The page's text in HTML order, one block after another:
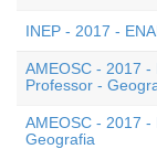
INEP - 2017 -
AMEOSC - 2017
Professor -
AMEOSC - 2017
Geografia